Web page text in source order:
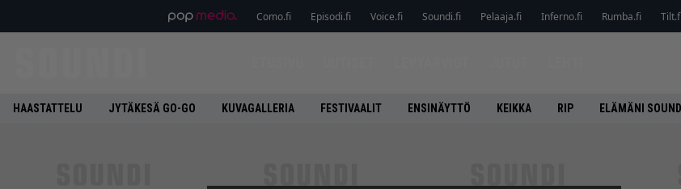
Como.fi Episodi.fi Voice.fi Soundi.fi Pelaaja.fi Inferno.fi Rumba.fi Tilt.fi
HAASTATTELU JYTÄKESÄ GO-GO KUVAGALLERIA FESTIVAALIT ENSINÄYTTÖ KEIKKA RIP ELÄMÄNI